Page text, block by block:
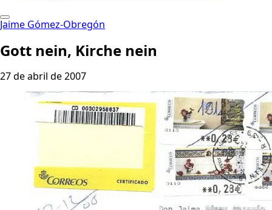
Jaime Gómez-Obregón
Gott nein, Kirche nein
27 de abril de 2007